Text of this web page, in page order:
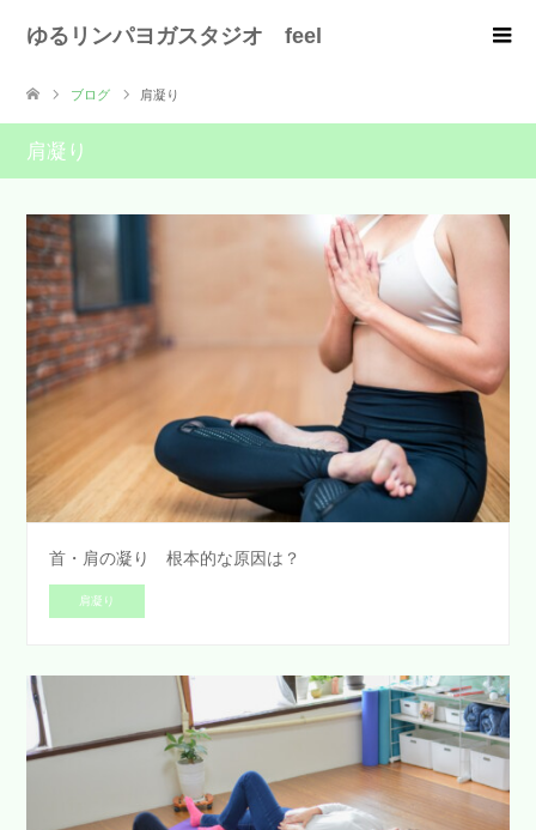
ゆるリンパヨガスタジオ feel
ブログ 肩凝り
肩凝り
首・肩の凝り 根本的な原因は？
肩凝り